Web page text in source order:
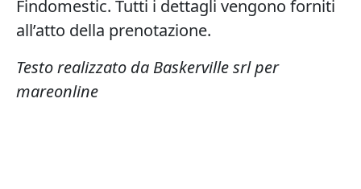
Findomestic. Tutti i dettagli vengono forniti
all’atto della prenotazione.
Testo realizzato da Baskerville srl per
mareonline